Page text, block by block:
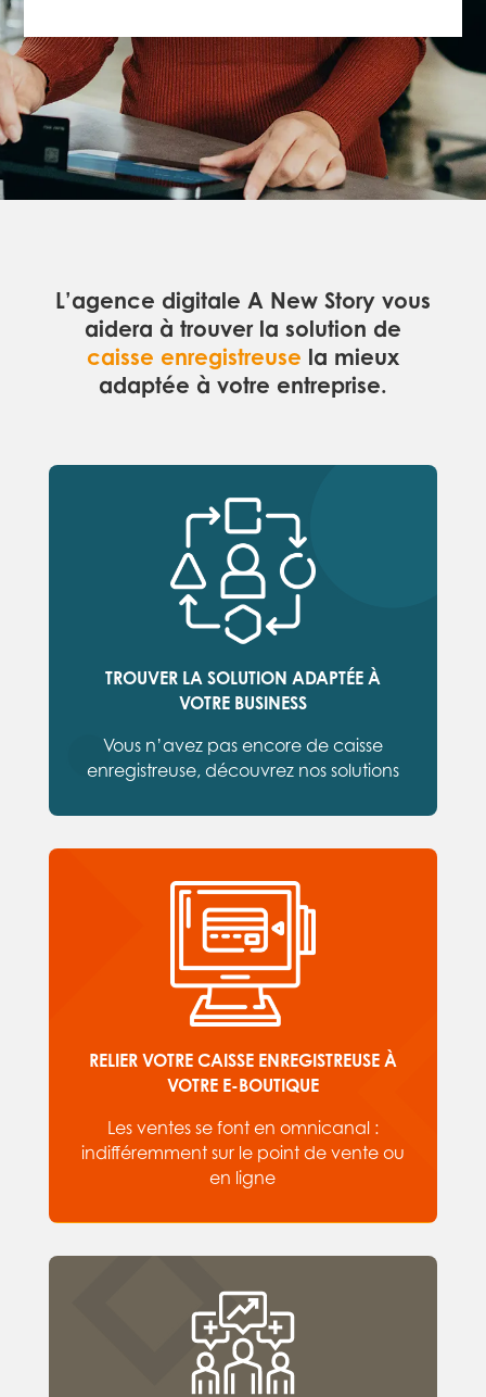
L’agence digitale A New Story vous
aidera à trouver la solution de
caisse enregistreuse la mieux
adaptée à votre entreprise.
TROUVER LA SOLUTION ADAPTÉE À
VOTRE BUSINESS
Vous n’avez pas encore de caisse
enregistreuse, découvrez nos solutions
RELIER VOTRE CAISSE ENREGISTREUSE À
VOTRE E-BOUTIQUE
Les ventes se font en omnicanal :
indifféremment sur le point de vente ou
en ligne